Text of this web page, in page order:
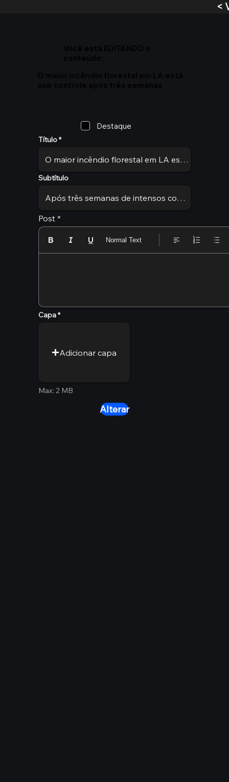
Destaque
Título
Subtítulo
Post
Normal Text
Capa
Adicionar capa
Max: 2 MB
Alterar
<